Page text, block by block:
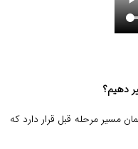
دهیم؟
مسیر مرحله قبل قرار دارد که